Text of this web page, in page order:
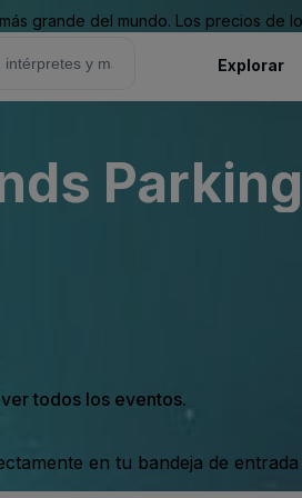
grande del mundo. Los precios
Explorar
todos los eventos.
en tu bandeja de entrada